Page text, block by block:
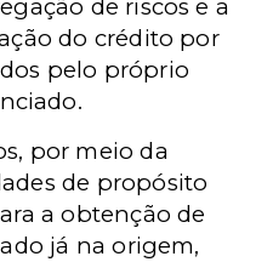
de riscos e a
do crédito por
pelo próprio
por meio da
de propósito
a obtenção de
já na origem,